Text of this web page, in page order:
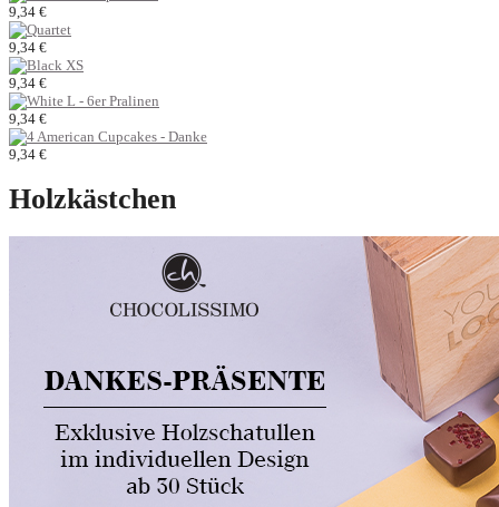
9,34 €
9,34 €
9,34 €
9,34 €
9,34 €
Holzkästchen